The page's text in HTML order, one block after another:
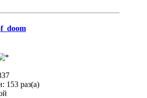
153 раз(а)